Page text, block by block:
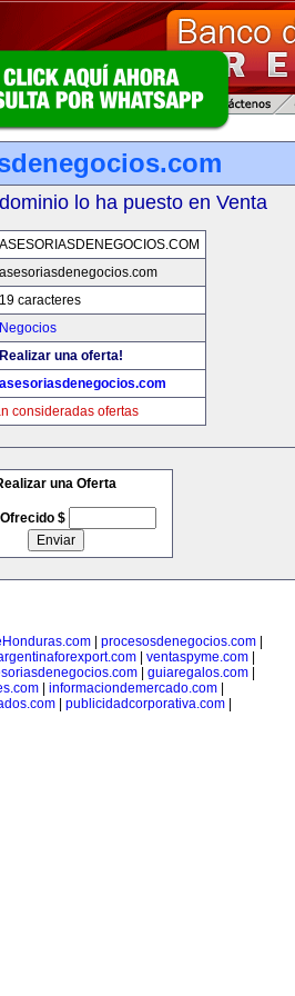
lo ha puesto en Venta
ASESORIASDENEGOCIOS.COM
asesoriasdenegocios.com
19 caracteres
Negocios
Realizar una oferta!
asesoriasdenegocios.com
consideradas ofertas
una Oferta
$
| procesosdenegocios.com|
ventaspyme.com
| guiaregalos.com|
| informaciondemercado.com|
| publicidadcorporativa.com|